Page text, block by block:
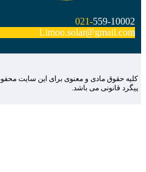
021-559-10002
Limoo.solar@gmail.com
حقوق مادی و معنوی برای این سایت محفوظ
قانونی می باشد.